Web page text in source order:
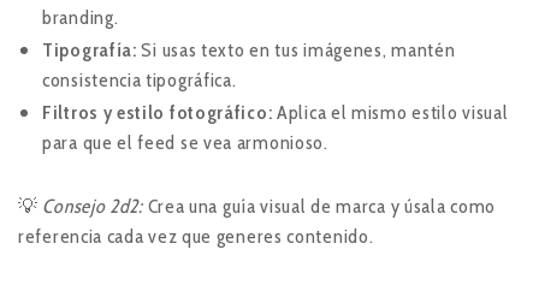
branding.
Tipografía: Si usas texto en tus imágenes, mantén
consistencia tipográfica.
Filtros y estilo fotográfico: Aplica el mismo estilo visual
para que el feed se vea armonioso.
💡 Consejo 2d2:Crea una guía visual de marca y úsala como
referencia cada vez que generes contenido.